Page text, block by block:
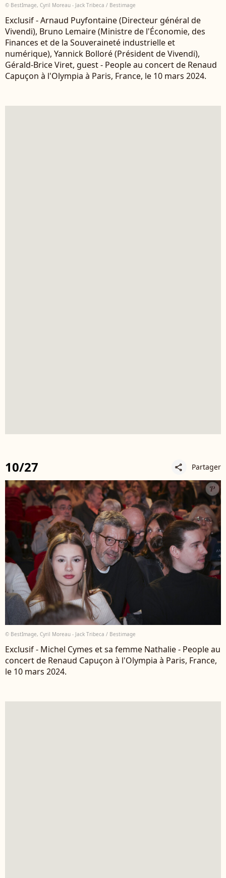
© BestImage, Cyril Moreau - Jack Tribeca / Bestimage
Exclusif - Arnaud Puyfontaine (Directeur général de
Vivendi), Bruno Lemaire (Ministre de l'Économie, des
Finances et de la Souveraineté industrielle et
numérique), Yannick Bolloré (Président de Vivendi),
Gérald-Brice Viret, guest - People au concert de Renaud
Capuçon à l'Olympia à Paris, France, le 10 mars 2024.
10/27 share Partager
© BestImage, Cyril Moreau - Jack Tribeca / Bestimage
Exclusif - Michel Cymes et sa femme Nathalie - People au
concert de Renaud Capuçon à l'Olympia à Paris, France,
le 10 mars 2024.